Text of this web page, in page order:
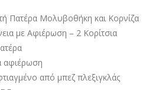
Πατέρα Μολυβοθήκη και Κορνίζα
με Αφιέρωση – 2 Κορίτσια
αφιέρωση
από μπεζ πλεξιγκλάς